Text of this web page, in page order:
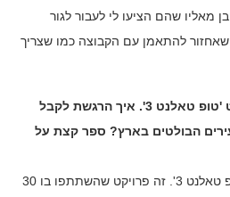
מאליו שהם הציעו לי לעבור לגור
להתאמן עם הקבוצה כמו שצריך
לאחרונה השתתפת בפרויקט 'טופ טאלנט 3'. איך הרגשת לקבל
הבולטים בארץ? ספר קצת על
"זכיתי להשתתף בפרויקט 'טופ טאלנט 3'. זה פרויקט שהשתתפו בו 30